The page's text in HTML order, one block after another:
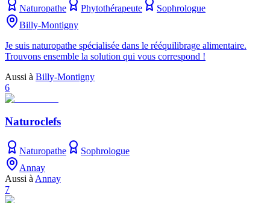
Naturopathe Phytothérapeute
Sophrologue
Billy-Montigny
Je suis naturopathe spécialisée dans le rééquilibrage alimentaire.
Trouvons ensemble la solution qui vous correspond !
Aussi à Billy-Montigny
6
Naturoclefs
Naturopathe
Sophrologue
Annay
Aussi à Annay
7